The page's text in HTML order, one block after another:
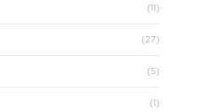
(11)
(27)
(5)
(1)